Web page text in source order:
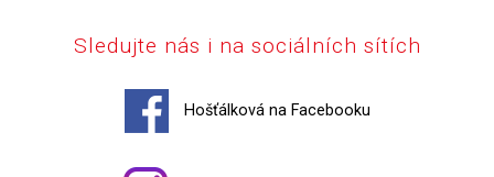
Sledujte nás i na sociálních sítích
Hošťálková na Facebooku